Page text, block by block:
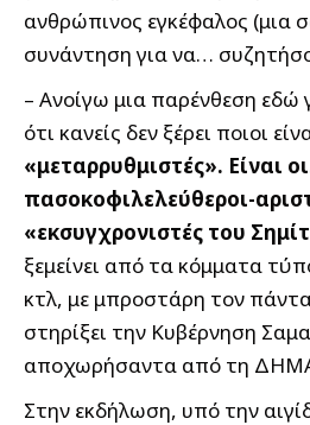
ανθρώπινος εγκέφαλος (μια
συνάντηση για να…
– Ανοίγω μια παρένθεση εδώ
ότι κανείς δεν ξέρει ποιοι
«μεταρρυθμιστές». Είναι
πασοκοφιλελεύθεροι-
«εκσυγχρονιστές του
ξεμείνει από τα κόμματα
κτλ, με μπροστάρη τον
στηρίξει την Κυβέρνηση
αποχωρήσαντα από τη
Στην εκδήλωση, υπό την